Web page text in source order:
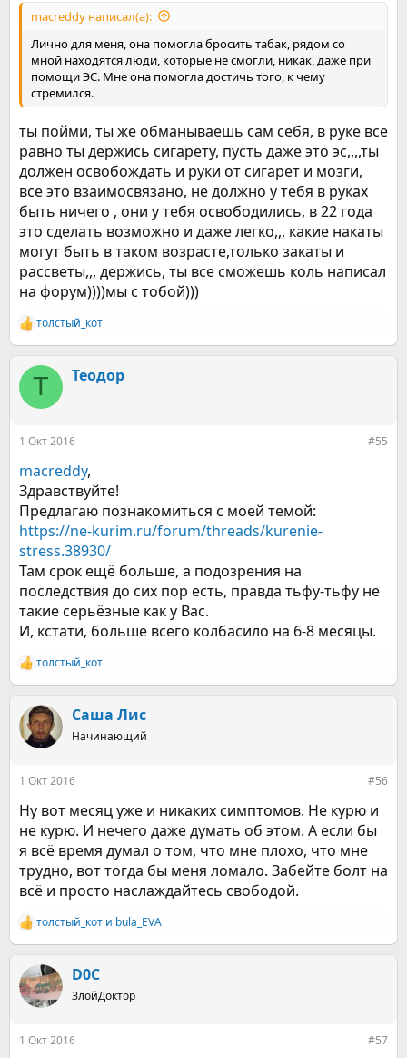
macreddy написал(а):
Лично для меня, она помогла бросить табак, рядом со
мной находятся люди, которые не смогли, никак, даже при
помощи ЭС. Мне она помогла достичь того, к чему
стремился.
ты пойми, ты же обманываешь сам себя, в руке все
равно ты держись сигарету, пусть даже это эс,,,,ты
должен освобождать и руки от сигарет и мозги,
все это взаимосвязано, не должно у тебя в руках
быть ничего , они у тебя освободились, в 22 года
это сделать возможно и даже легко,,, какие накаты
могут быть в таком возрасте,только закаты и
рассветы,,, держись, ты все сможешь коль написал
на форум))))мы с тобой)))
Р
е
к
ц
и
толстый_кот
Т Теодор
1 Окт 2016 #55
macreddy,
Здравствуйте!
Предлагаю познакомиться с моей темой:
https://ne-kurim.ru/forum/threads/kurenie-
stress.38930/
Там срок ещё больше, а подозрения на
последствия до сих пор есть, правда тьфу-тьфу не
такие серьёзные как у Вас.
И, кстати, больше всего колбасило на 6-8 месяцы.
Р
е
к
ц
и
толстый_кот
Саша Лис
Начинающий
1 Окт 2016 #56
Ну вот месяц уже и никаких симптомов. Не курю и
не курю. И нечего даже думать об этом. А если бы
я всё время думал о том, что мне плохо, что мне
трудно, вот тогда бы меня ломало. Забейте болт на
всё и просто наслаждайтесь свободой.
Р
е
к
ц
и
толстый_кот и bula_EVA
D0C
ЗлойДоктор
1 Окт 2016 #57